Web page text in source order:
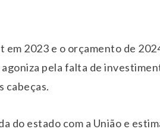
2023 e o orçamento de
pela falta de
cabeças.
do estado com a União e